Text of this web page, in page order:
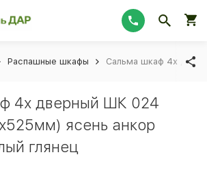
Распашные шкафы Сальма шкаф 4х
4х дверный ШК 024
ясень анкор
глянец